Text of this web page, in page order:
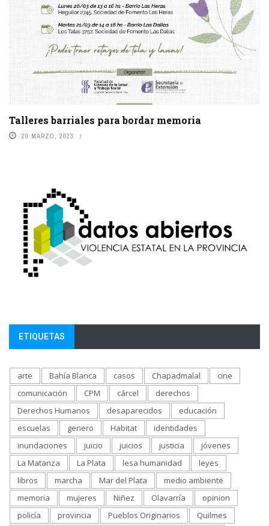
Talleres barriales para bordar memoria
20 MARZO, 2023
ETIQUETAS
arte Bahía Blanca casos Chapadmalal
cine
comunicación
CPM cárcel
derechos
Derechos Humanos
desaparecidos
educación
escuelas
genero Habitat
identidades
inundaciones
juicio juicios justicia
jóvenes
La Matanza
La Plata lesa humanidad
leyes
libros
marcha Mar del Plata
medio ambiente
memoria
mujeres Niñez Olavarría
opinion
policía
provincia Pueblos Originarios
Quilmes